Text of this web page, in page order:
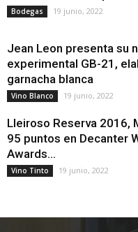
Bodegas 19 junio, 2022
Jean Leon presenta su
experimental GB-21,
garnacha blanca
Vino Blanco 19 junio, 2022
Lleiroso Reserva 2016,
95 puntos en Decanter
Awards...
Vino Tinto 19 junio, 2022